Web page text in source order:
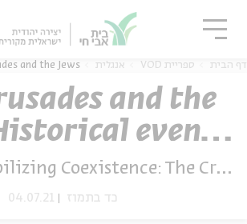
אנגלית
דף הבית ספריית VOD אנגלית and the Jews
and the
events
world in
Europe
Coexistence: The Crusades and the Jews
04.07.21 כד בתמוז
סגור